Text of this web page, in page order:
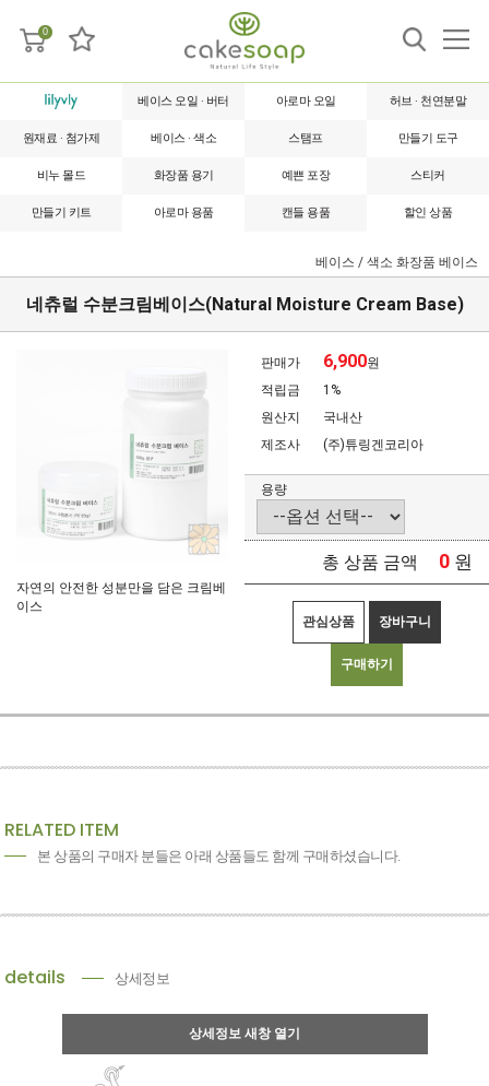
0
베이스 오일 · 버터 아로마 오일 허브 · 천연분말
원재료 · 첨가제 베이스 · 색소 스탬프 만들기 도구
비누 몰드 화장품 용기 예쁜 포장 스티커
만들기 키트 아로마 용품 캔들 용품 할인 상품
베이스 / 색소 화장품 베이스
네츄럴 수분크림베이스(Natural Moisture Cream Base)
자연의 안전한 성분만을 담은 크림베
이스
판매가 6,900원
적립금
1%
원산지
국내산
제조사
(주)튜링겐코리아
용량
총 상품 금액 0 원
관심상품 장바구니
구매하기
RELATED ITEM
본 상품의 구매자 분들은 아래 상품들도 함께 구매하셨습니다.
details 상세정보
상세정보 새창 열기